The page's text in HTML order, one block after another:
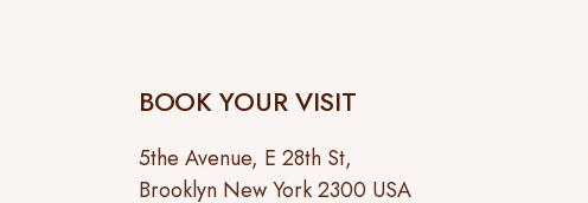
BOOK YOUR VISIT
5the Avenue, E 28th St,
Brooklyn New York 2300 USA